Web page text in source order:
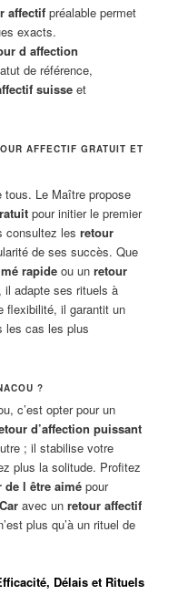
affectifpréalable permet
exacts.
d affection
de référence,
suisseet
AFFECTIF GRATUIT ET
tous. Le Maître propose
pour initier le premier
consultez lesretour
de ses succès. Que
rapide ou unretour
, il adapte ses rituels à
flexibilité, il garantit un
les cas les plus
?
c’est opter pour un
d’affection puissant
; il stabilise votre
plus la solitude. Profitez
de l être aimé pour
Car avec unretour affectif
plus qu’à un rituel de
Délais et Rituels